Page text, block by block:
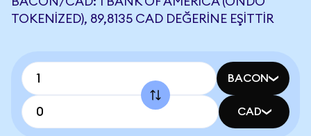
TOKENIZED), 89,8135 CAD DEĞERINE EŞITTIR
BACON
CAD